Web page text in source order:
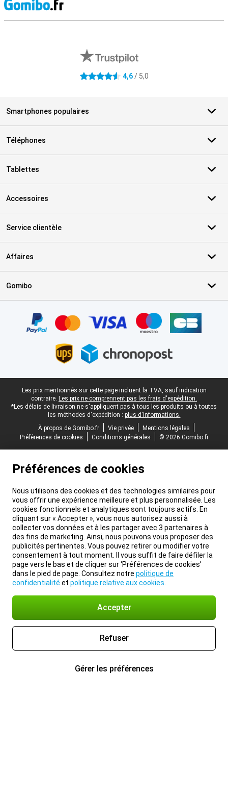
4.6 étoiles 4,6/ 5,0
Smartphones populaires
Téléphones
Tablettes
Accessoires
Service clientèle
Affaires
Gomibo
Pied-de-page légal
Les prix mentionnés sur cette page incluent la TVA, sauf indication
contraire. Les prix ne comprennent pas les frais d'expédition.
*Les délais de livraison ne s'appliquent pas à tous les produits ou à toutes
les méthodes d'expédition : plus d'informations.
À propos de Gomibo.fr
Vie privée
Mentions légales
Préférences de cookies
Conditions générales © 2026 Gomibo.fr
Préférences de cookies
Nous utilisons des cookies et des technologies similaires pour
vous offrir une expérience meilleure et plus personnalisée. Les
cookies fonctionnels et analytiques sont toujours actifs. En
cliquant sur « Accepter », vous nous autorisez aussi à
collecter vos données et à les partager avec 3 partenaires à
des fins de marketing. Ainsi, nous pouvons vous proposer des
publicités pertinentes. Vous pouvez retirer ou modifier votre
consentement à tout moment. Il vous suffit de faire défiler la
page vers le bas et de cliquer sur ‘Préférences de cookies’
dans le pied de page. Consultez notre politique de
confidentialité et politique relative aux cookies
Accepter
Refuser
Gérer les préférences